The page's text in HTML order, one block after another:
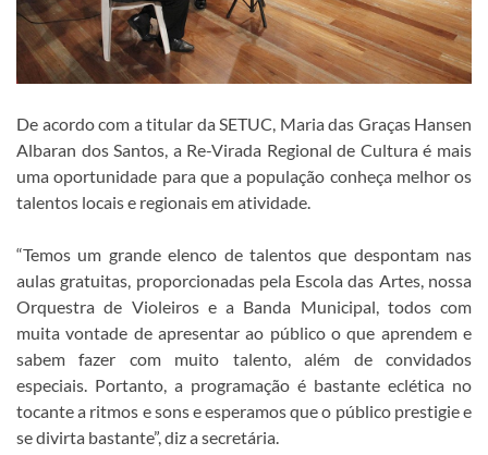
De acordo com a titular da SETUC, Maria das Graças Hansen
Albaran dos Santos, a Re-Virada Regional de Cultura é mais
uma oportunidade para que a população conheça melhor os
talentos locais e regionais em atividade.
“Temos um grande elenco de talentos que despontam nas
aulas gratuitas, proporcionadas pela Escola das Artes, nossa
Orquestra de Violeiros e a Banda Municipal, todos com
muita vontade de apresentar ao público o que aprendem e
sabem fazer com muito talento, além de convidados
especiais. Portanto, a programação é bastante eclética no
tocante a ritmos e sons e esperamos que o público prestigie e
se divirta bastante”, diz a secretária.